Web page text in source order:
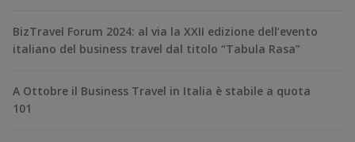
BizTravel Forum 2024: al via la XXII edizione dell’evento
italiano del business travel dal titolo “Tabula Rasa”
A Ottobre il Business Travel in Italia è stabile a quota
101